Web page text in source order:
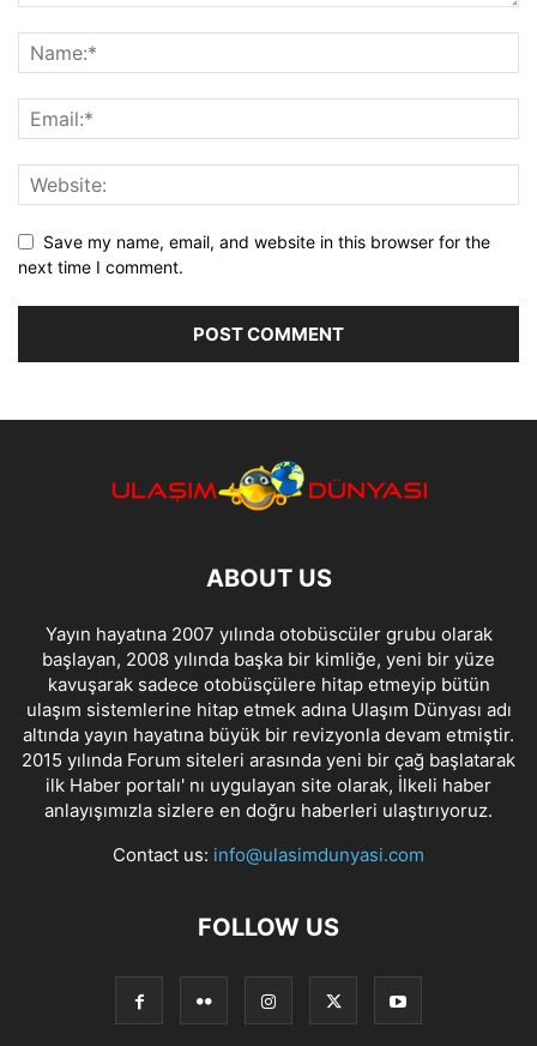
Save my name, email, and website in this browser for the
next time I comment.
ABOUT US
Yayın hayatına 2007 yılında otobüscüler grubu olarak
başlayan, 2008 yılında başka bir kimliğe, yeni bir yüze
kavuşarak sadece otobüsçülere hitap etmeyip bütün
ulaşım sistemlerine hitap etmek adına Ulaşım Dünyası adı
altında yayın hayatına büyük bir revizyonla devam etmiştir.
2015 yılında Forum siteleri arasında yeni bir çağ başlatarak
ilk Haber portalı' nı uygulayan site olarak, İlkeli haber
anlayışımızla sizlere en doğru haberleri ulaştırıyoruz.
Contact us: info@ulasimdunyasi.com
FOLLOW US